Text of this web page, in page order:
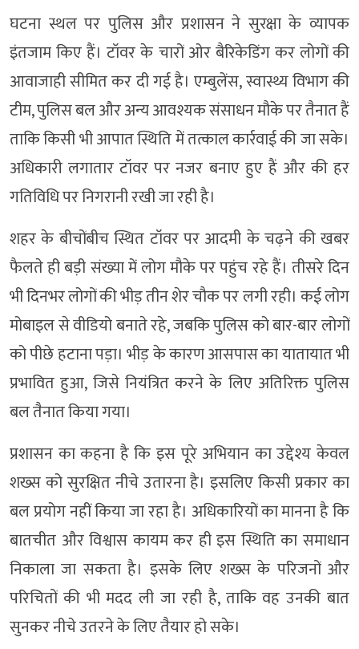
घटना स्थल पर पुलिस और प्रशासन ने सुरक्षा के व्यापक
इंतजाम किए हैं। टॉवर के चारों ओर बैरिकेडिंग कर लोगों की
आवाजाही सीमित कर दी गई है। एम्बुलेंस, स्वास्थ्य विभाग की
टीम, पुलिस बल और अन्य आवश्यक संसाधन मौके पर तैनात हैं
ताकि किसी भी आपात स्थिति में तत्काल कार्रवाई की जा सके।
अधिकारी लगातार टॉवर पर नजर बनाए हुए हैं और की हर
गतिविधि पर निगरानी रखी जा रही है।
शहर के बीचोंबीच स्थित टॉवर पर आदमी के चढ़ने की खबर
फैलते ही बड़ी संख्या में लोग मौके पर पहुंच रहे हैं। तीसरे दिन
भी दिनभर लोगों की भीड़ तीन शेर चौक पर लगी रही। कई लोग
मोबाइल से वीडियो बनाते रहे, जबकि पुलिस को बार-बार लोगों
को पीछे हटाना पड़ा। भीड़ के कारण आसपास का यातायात भी
प्रभावित हुआ, जिसे नियंत्रित करने के लिए अतिरिक्त पुलिस
बल तैनात किया गया।
प्रशासन का कहना है कि इस पूरे अभियान का उद्देश्य केवल
शख्स को सुरक्षित नीचे उतारना है। इसलिए किसी प्रकार का
बल प्रयोग नहीं किया जा रहा है। अधिकारियों का मानना है कि
बातचीत और विश्वास कायम कर ही इस स्थिति का समाधान
निकाला जा सकता है। इसके लिए शख्स के परिजनों और
परिचितों की भी मदद ली जा रही है, ताकि वह उनकी बात
सुनकर नीचे उतरने के लिए तैयार हो सके।